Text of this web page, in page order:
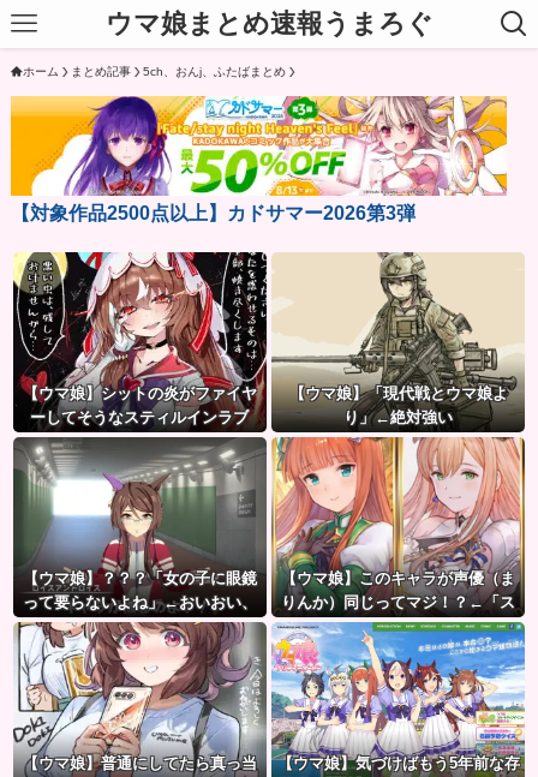
ウマ娘まとめ速報うまろぐ
ホーム まとめ記事 5ch、おんj、ふたばまとめ
【対象作品2500点以上】カドサマー2026第3弾
【ウマ娘】シットの炎がファイヤ
ーしてそうなスティルインラブ
（セーラーマーズ衣装）
【ウマ娘】「現代戦とウマ娘よ
り」←絶対強い
【ウマ娘】？？？「女の子に眼鏡
って要らないよね」←おいおい、
こいつ●ぬぞ…
【ウマ娘】このキャラが声優（ま
りんか）同じってマジ！？←「ス
ズカさんみたいな演技の方がレア
だと聞いて驚いたよ」
【ウマ娘】普通にしてたら真っ当
【ウマ娘】気づけばもう5年前な存